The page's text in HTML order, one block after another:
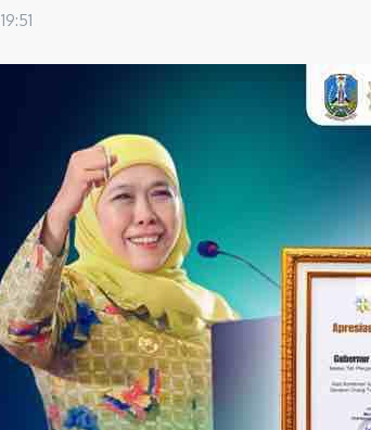
19:51